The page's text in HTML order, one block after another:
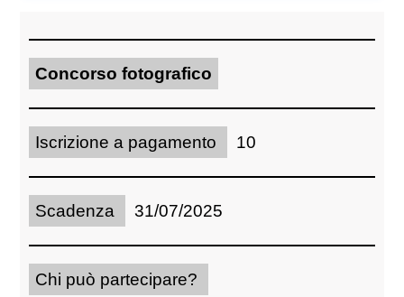
Concorso fotografico
Iscrizione a pagamento 10
Scadenza 31/07/2025
Chi può partecipare?